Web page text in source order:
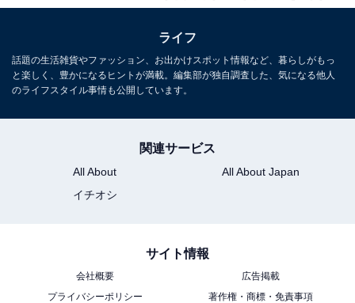
ライフ
話題の生活雑貨やファッション、お出かけスポット情報など、暮らしがもっ
と楽しく、豊かになるヒントが満載。編集部が独自調査した、気になる他人
のライフスタイル事情も公開しています。
関連サービス
All About
All About Japan
イチオシ
サイト情報
会社概要
広告掲載
プライバシーポリシー
著作権・商標・免責事項